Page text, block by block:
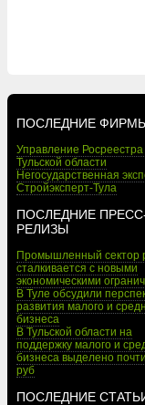
ПОСЛЕДНИЕ
Управление
Тульской области
Негосударственная
Стройэксперт-Тула
ПОСЛЕДНИЕ
РЕЛИЗЫ
Промышленный сектор
сталкивается с новыми
экономическими
В Туле обсудили
развития малого и
бизнеса
В Тульской области на
поддержку малого и
бизнеса выделено
руб
ПОСЛЕДНИЕ